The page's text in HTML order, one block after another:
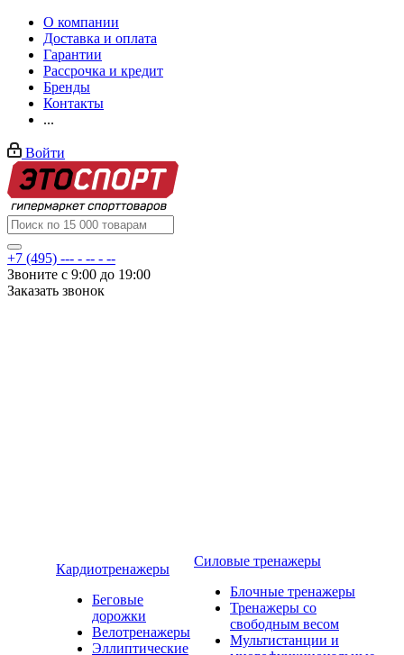
О компании
Доставка и оплата
Гарантии
Рассрочка и кредит
Бренды
Контакты
...
Войти
+7 (495) --- - -- - --
Звоните с 9:00 до 19:00
Заказать звонок
Кардиотренажеры
Беговые
дорожки
Велотренажеры
Эллиптические
Силовые тренажеры
Блочные тренажеры
Тренажеры со
свободным весом
Мультистанции и